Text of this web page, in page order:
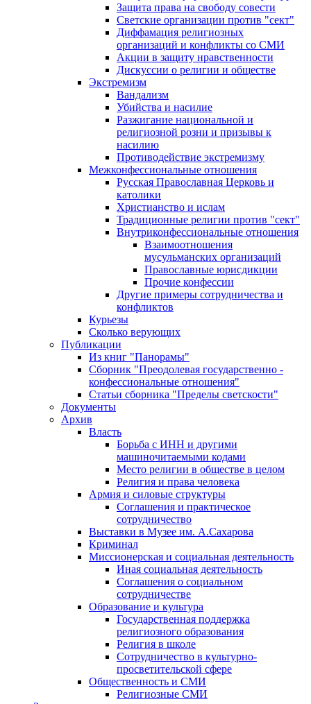
Защита права на свободу совести
Светские организации против "сект"
Диффамация религиозных
организаций и конфликты со СМИ
Акции в защиту нравственности
Дискуссии о религии и обществе
Экстремизм
Вандализм
Убийства и насилие
Разжигание национальной и
религиозной розни и призывы к
насилию
Противодействие экстремизму
Межконфессиональные отношения
Русская Православная Церковь и
католики
Христианство и ислам
Традиционные религии против "сект"
Внутриконфессиональные отношения
Взаимоотношения
мусульманских организаций
Православные юрисдикции
Прочие конфессии
Другие примеры сотрудничества и
конфликтов
Курьезы
Сколько верующих
Публикации
Из книг "Панорамы"
Сборник "Преодолевая государственно -
конфессиональные отношения"
Статьи сборника "Пределы светскости"
Документы
Архив
Власть
Борьба с ИНН и другими
машиночитаемыми кодами
Место религии в обществе в целом
Религия и права человека
Армия и силовые структуры
Соглашения и практическое
сотрудничество
Выставки в Музее им. А.Сахарова
Криминал
Миссионерская и социальная деятельность
Иная социальная деятельность
Соглашения о социальном
сотрудничестве
Образование и культура
Государственная поддержка
религиозного образования
Религия в школе
Сотрудничество в культурно-
просветительской сфере
Общественность и СМИ
Религиозные СМИ